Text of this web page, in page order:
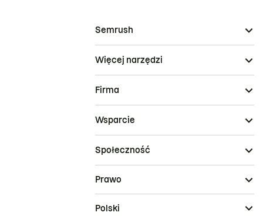
Semrush
Więcej narzędzi
Firma
Wsparcie
Społeczność
Prawo
Polski